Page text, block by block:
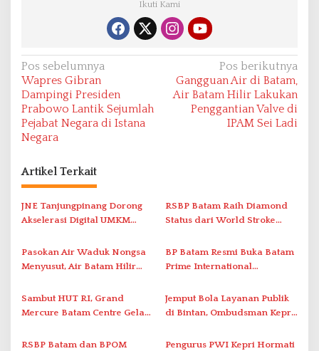
Ikuti Kami
N
a
v
i
a
s
i
p
o
s
Pos sebelumnya
Wapres Gibran
Dampingi Presiden
Prabowo Lantik Sejumlah
Pejabat Negara di Istana
Negara
Pos berikutnya
Gangguan Air di Batam,
Air Batam Hilir Lakukan
Penggantian Valve di
IPAM Sei Ladi
Artikel Terkait
JNE Tanjungpinang Dorong
Akselerasi Digital UMKM
2026
RSBP Batam Raih Diamond
Status dari World Stroke
Penanganan Stroke
Berstandar Internasional
Pasokan Air Waduk Nongsa
Menyusut, Air Batam Hilir
Antar-IPAM
BP Batam Resmi Buka Batam
Prime International
2026 di Stadion Temenggung
Abdul Jamal
Sambut HUT RI, Grand
Mercure Batam Centre Gelar
Nusantara’
Jemput Bola Layanan Publik
di Bintan, Ombudsman Kepri
Solar Nelayan
RSBP Batam dan BPOM
Pengurus PWI Kepri Hormati